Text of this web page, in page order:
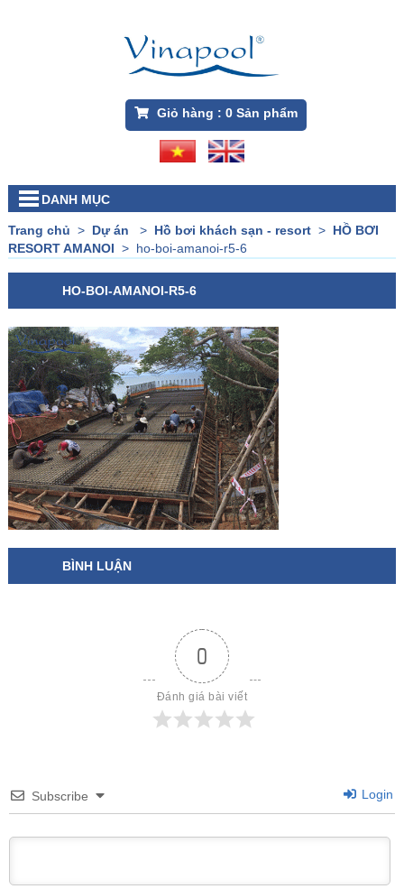
Giỏ hàng : 0Sản phẩm
DANH MỤC
Trang chủ > Dự án > Hồ bơi khách sạn - resort> HỒ BƠI
RESORT AMANOI > ho-boi-amanoi-r5-6
HO-BOI-AMANOI-R5-6
BÌNH LUẬN
0
Đánh giá bài viết
Subscribe Login